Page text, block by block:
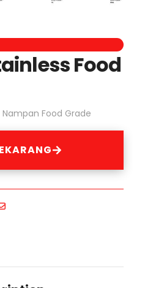
Food
Nampan Food Grade